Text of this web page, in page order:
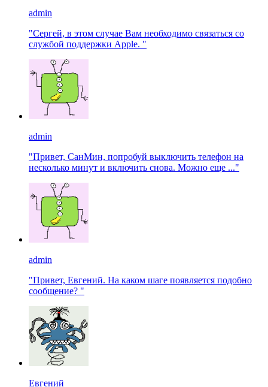
admin
"Сергей, в этом случае Вам необходимо связаться со
службой поддержки Apple. "
admin
"Привет, СанМин, попробуй выключить телефон на
несколько минут и включить снова. Можно еще ..."
admin
"Привет, Евгений. На каком шаге появляется подобно
сообщение? "
Евгений